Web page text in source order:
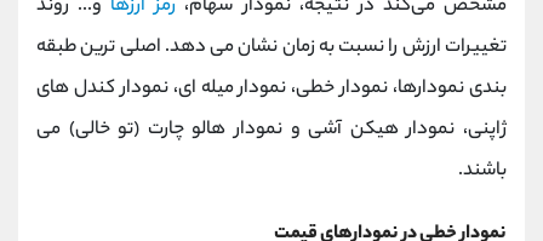
مشخص می‌کند در نتیجه، نمودار سهام، رمز ارزها و... روند
تغییرات ارزش را نسبت به زمان نشان می‌ دهد. اصلی‌ ترین طبقه‌
بندی نمودارها، نمودار خطی، نمودار میله‌ ای، نمو‌دار کندل های
ژاپنی، نمودار هیکن آشی و نمودار هالو چارت (تو خالی) می‌
باشند.
نمودار خطی در نمودارهای قیمت